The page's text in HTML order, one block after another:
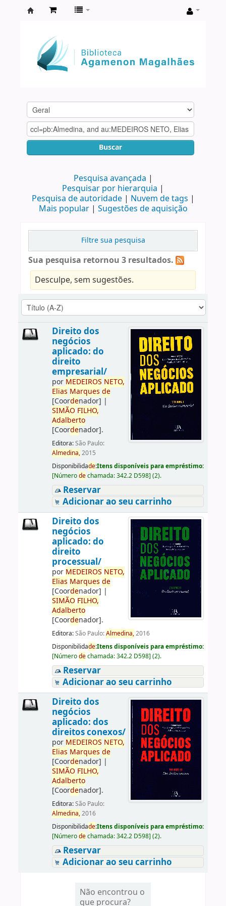
Agamenon
Magalhães
Buscar
Pesquisa avançada
Pesquisar por hierarquia
Pesquisa de autoridade
Nuvem de tags
Mais popular
Sugestões de aquisição
Filtre sua pesquisa
Sua pesquisa retornou 3 resultados.
Desculpe, sem sugestões.
Direito dos
negócios
aplicado: do
direito
empresarial/
por MEDEIROS NETO,
Elias Marques de
[Coordenador] |
SIMÃO FILHO,
Adalberto
[Coordenador].
Editora:São Paulo:
Almedina,2015
Disponibilidade:Itens disponíveis para empréstimo:
[Númerodechamada:342.2 D598] (2).
Reservar
Adicionar ao seu carrinho
Direito dos
negócios
aplicado: do
direito
processual/
por MEDEIROS NETO,
Elias Marques de
[Coordenador] |
SIMÃO FILHO,
Adalberto
[Coordenador].
Editora:São Paulo:Almedina,2016
Disponibilidade:Itens disponíveis para empréstimo:
[Númerodechamada:342.2 D598] (2).
Reservar
Adicionar ao seu carrinho
Direito dos
negócios
aplicado: dos
direitos conexos/
por MEDEIROS NETO,
Elias Marques de
[Coordenador] |
SIMÃO FILHO,
Adalberto
[Coordenador].
Editora:São Paulo:
Almedina,2016
Disponibilidade:Itens disponíveis para empréstimo:
[Númerodechamada:342.2 D598] (2).
Reservar
Adicionar ao seu carrinho
Não encontrou o
que procura?